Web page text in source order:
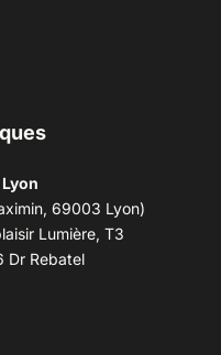
69003 Lyon)
Lumière, T3
Dr Rebatel